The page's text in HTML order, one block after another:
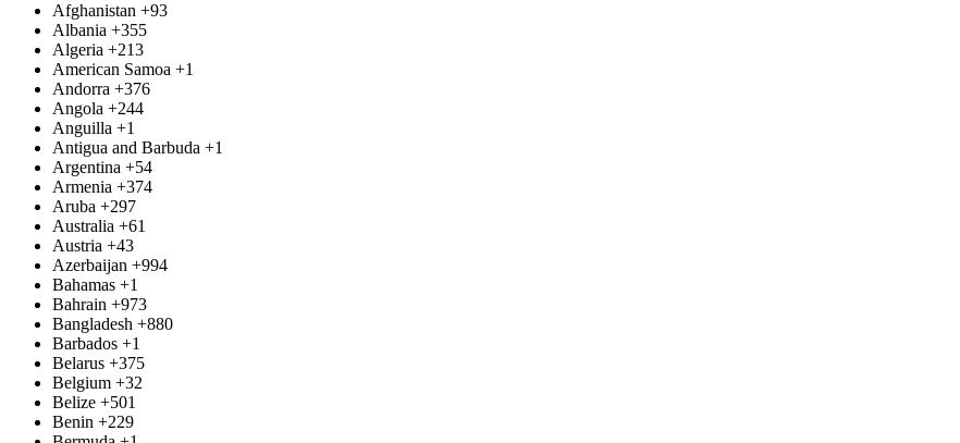
Afghanistan +93
Albania +355
Algeria +213
American Samoa +1
Andorra +376
Angola +244
Anguilla +1
Antigua and Barbuda +1
Argentina +54
Armenia +374
Aruba +297
Australia +61
Austria +43
Azerbaijan +994
Bahamas +1
Bahrain +973
Bangladesh +880
Barbados +1
Belarus +375
Belgium +32
Belize +501
Benin +229